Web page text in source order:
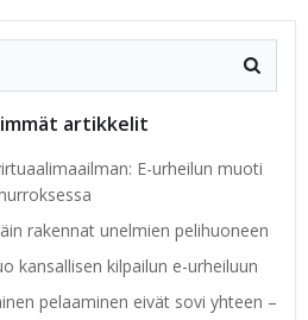
artikkelit
E-urheilun muoti
rakennat unelmien pelihuoneen
kansallisen kilpailun e-urheiluun
pelaaminen eivät sovi yhteen –